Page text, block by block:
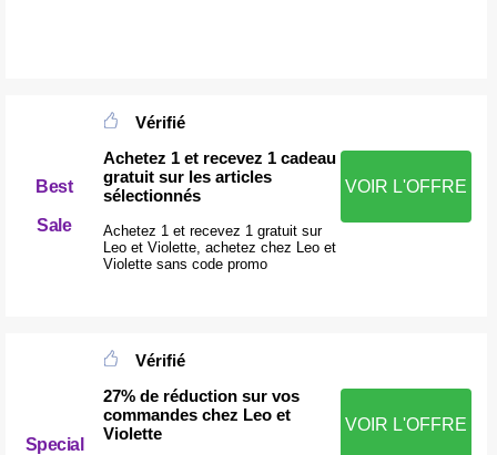
Best
Sale
Vérifié
Achetez 1 et recevez 1 cadeau
gratuit sur les articles
sélectionnés
Achetez 1 et recevez 1 gratuit sur
Leo et Violette, achetez chez Leo et
Violette sans code promo
VOIR L'OFFRE
Special
Vérifié
27% de réduction sur vos
commandes chez Leo et
Violette
VOIR L'OFFRE